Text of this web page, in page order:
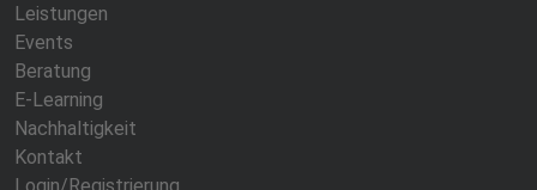
Leistungen
Events
Beratung
E-Learning
Nachhaltigkeit
Kontakt